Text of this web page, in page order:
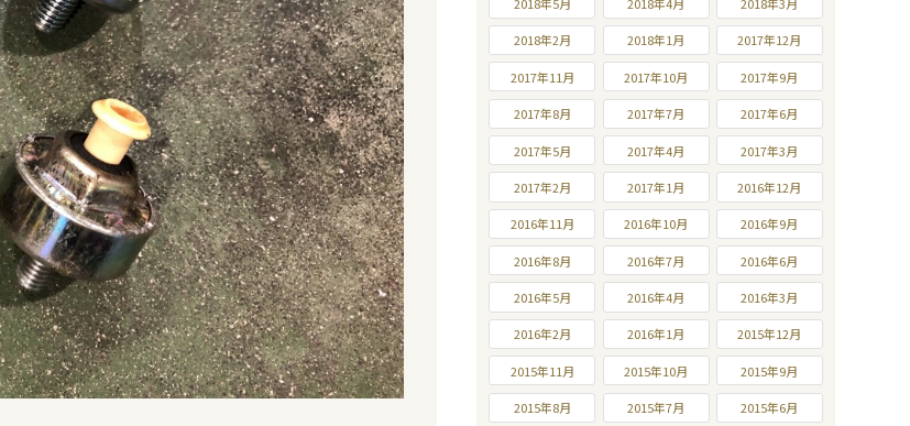
2018年2月 2018年1月 2017年12月
2017年11月 2017年10月 2017年9月
2017年8月 2017年7月 2017年6月
2017年5月 2017年4月 2017年3月
2017年2月 2017年1月 2016年12月
2016年11月 2016年10月 2016年9月
2016年8月 2016年7月 2016年6月
2016年5月 2016年4月 2016年3月
2016年2月 2016年1月 2015年12月
2015年11月 2015年10月 2015年9月
2015年8月 2015年7月 2015年6月